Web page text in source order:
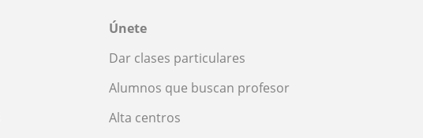
Únete
Dar clases particulares
Alumnos que buscan profesor
Alta centros